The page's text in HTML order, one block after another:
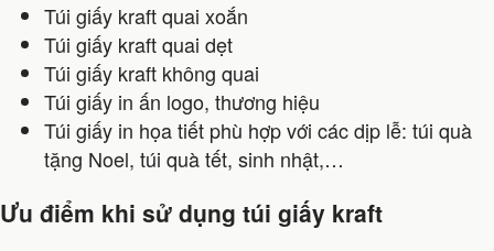
Túi giấy kraft quai xoắn
Túi giấy kraft quai dẹt
Túi giấy kraft không quai
Túi giấy in ấn logo, thương hiệu
Túi giấy in họa tiết phù hợp với các dịp lễ: túi quà
tặng Noel, túi quà tết, sinh nhật,…
Ưu điểm khi sử dụng túi giấy kraft